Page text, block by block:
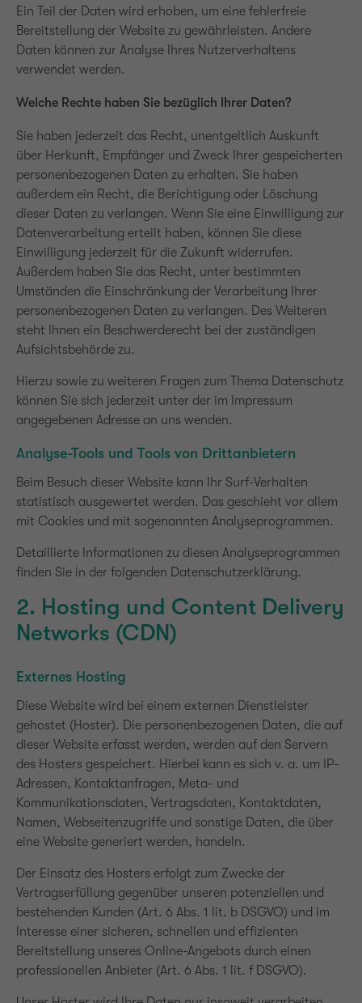
Ein Teil der Daten wird erhoben, um eine fehlerfreie
Bereitstellung der Website zu gewährleisten. Andere
Daten können zur Analyse Ihres Nutzerverhaltens
verwendet werden.
Welche Rechte haben Sie bezüglich Ihrer Daten?
Sie haben jederzeit das Recht, unentgeltlich Auskunft
über Herkunft, Empfänger und Zweck Ihrer gespeicherten
personenbezogenen Daten zu erhalten. Sie haben
außerdem ein Recht, die Berichtigung oder Löschung
dieser Daten zu verlangen. Wenn Sie eine Einwilligung zur
Datenverarbeitung erteilt haben, können Sie diese
Einwilligung jederzeit für die Zukunft widerrufen.
Außerdem haben Sie das Recht, unter bestimmten
Umständen die Einschränkung der Verarbeitung Ihrer
personenbezogenen Daten zu verlangen. Des Weiteren
steht Ihnen ein Beschwerderecht bei der zuständigen
Aufsichtsbehörde zu.
Hierzu sowie zu weiteren Fragen zum Thema Datenschutz
können Sie sich jederzeit unter der im Impressum
angegebenen Adresse an uns wenden.
Analyse-Tools und Tools von Drittanbietern
Beim Besuch dieser Website kann Ihr Surf-Verhalten
statistisch ausgewertet werden. Das geschieht vor allem
mit Cookies und mit sogenannten Analyseprogrammen.
Detaillierte Informationen zu diesen Analyseprogrammen
finden Sie in der folgenden Datenschutzerklärung.
2. Hosting und Content Delivery
Networks (CDN)
Externes Hosting
Diese Website wird bei einem externen Dienstleister
gehostet (Hoster). Die personenbezogenen Daten, die auf
dieser Website erfasst werden, werden auf den Servern
des Hosters gespeichert. Hierbei kann es sich v. a. um IP-
Adressen, Kontaktanfragen, Meta- und
Kommunikationsdaten, Vertragsdaten, Kontaktdaten,
Namen, Webseitenzugriffe und sonstige Daten, die über
eine Website generiert werden, handeln.
Der Einsatz des Hosters erfolgt zum Zwecke der
Vertragserfüllung gegenüber unseren potenziellen und
bestehenden Kunden (Art. 6 Abs. 1 lit. b DSGVO) und im
Interesse einer sicheren, schnellen und effizienten
Bereitstellung unseres Online-Angebots durch einen
professionellen Anbieter (Art. 6 Abs. 1 lit. f DSGVO).